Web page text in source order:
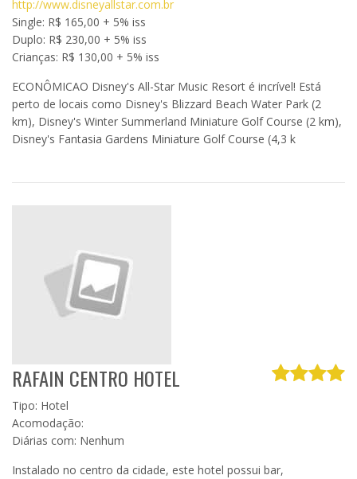
http://www.disneyallstar.com.br
Single: R$ 165,00 + 5% iss
Duplo: R$ 230,00 + 5% iss
Crianças: R$ 130,00 + 5% iss
ECONÔMICAO Disney's All-Star Music Resort é incrível! Está
perto de locais como Disney's Blizzard Beach Water Park (2
km), Disney's Winter Summerland Miniature Golf Course (2 km),
Disney's Fantasia Gardens Miniature Golf Course (4,3 k
RAFAIN CENTRO HOTEL
Tipo: Hotel
Acomodação:
Diárias com: Nenhum
Instalado no centro da cidade, este hotel possui bar,